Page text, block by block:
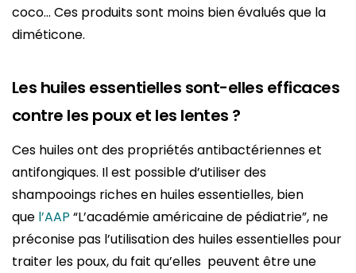
coco… Ces produits sont moins bien évalués que la
diméticone.
Les huiles essentielles sont-elles efficaces
contre les poux et les lentes ?
Ces huiles ont des propriétés antibactériennes et
antifongiques. Il est possible d’utiliser des
shampooings riches en huiles essentielles, bien
que l’AAP “L’académie américaine de pédiatrie”, ne
préconise pas l’utilisation des huiles essentielles pour
traiter les poux, du fait qu’elles peuvent être une